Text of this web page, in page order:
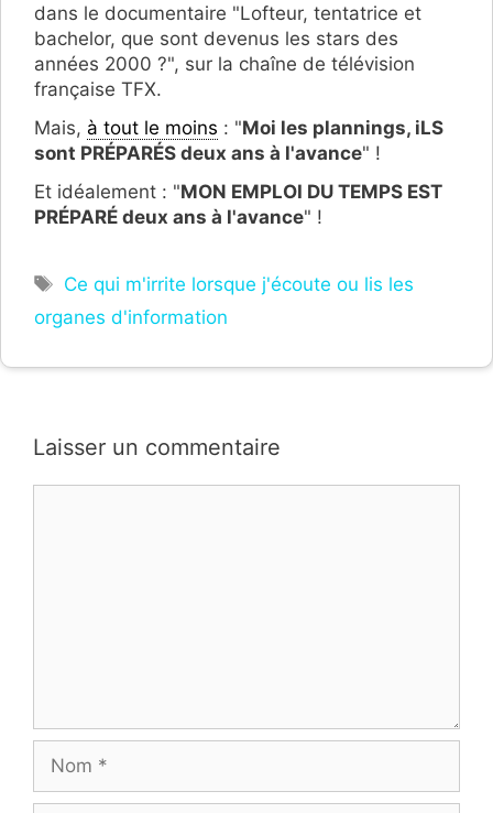
dans le documentaire "Lofteur, tentatrice et
bachelor, que sont devenus les stars des
années 2000 ?", sur la chaîne de télévision
française TFX.
Mais, à tout le moins : "Moi les plannings, iLS
sont PRÉPARÉS deux ans à l'avance" !
Et idéalement : "MON EMPLOI DU TEMPS EST
PRÉPARÉ deux ans à l'avance" !
Étiquettes
Ce qui m'irrite lorsque j'écoute ou lis les
organes d'information
Laisser un commentaire